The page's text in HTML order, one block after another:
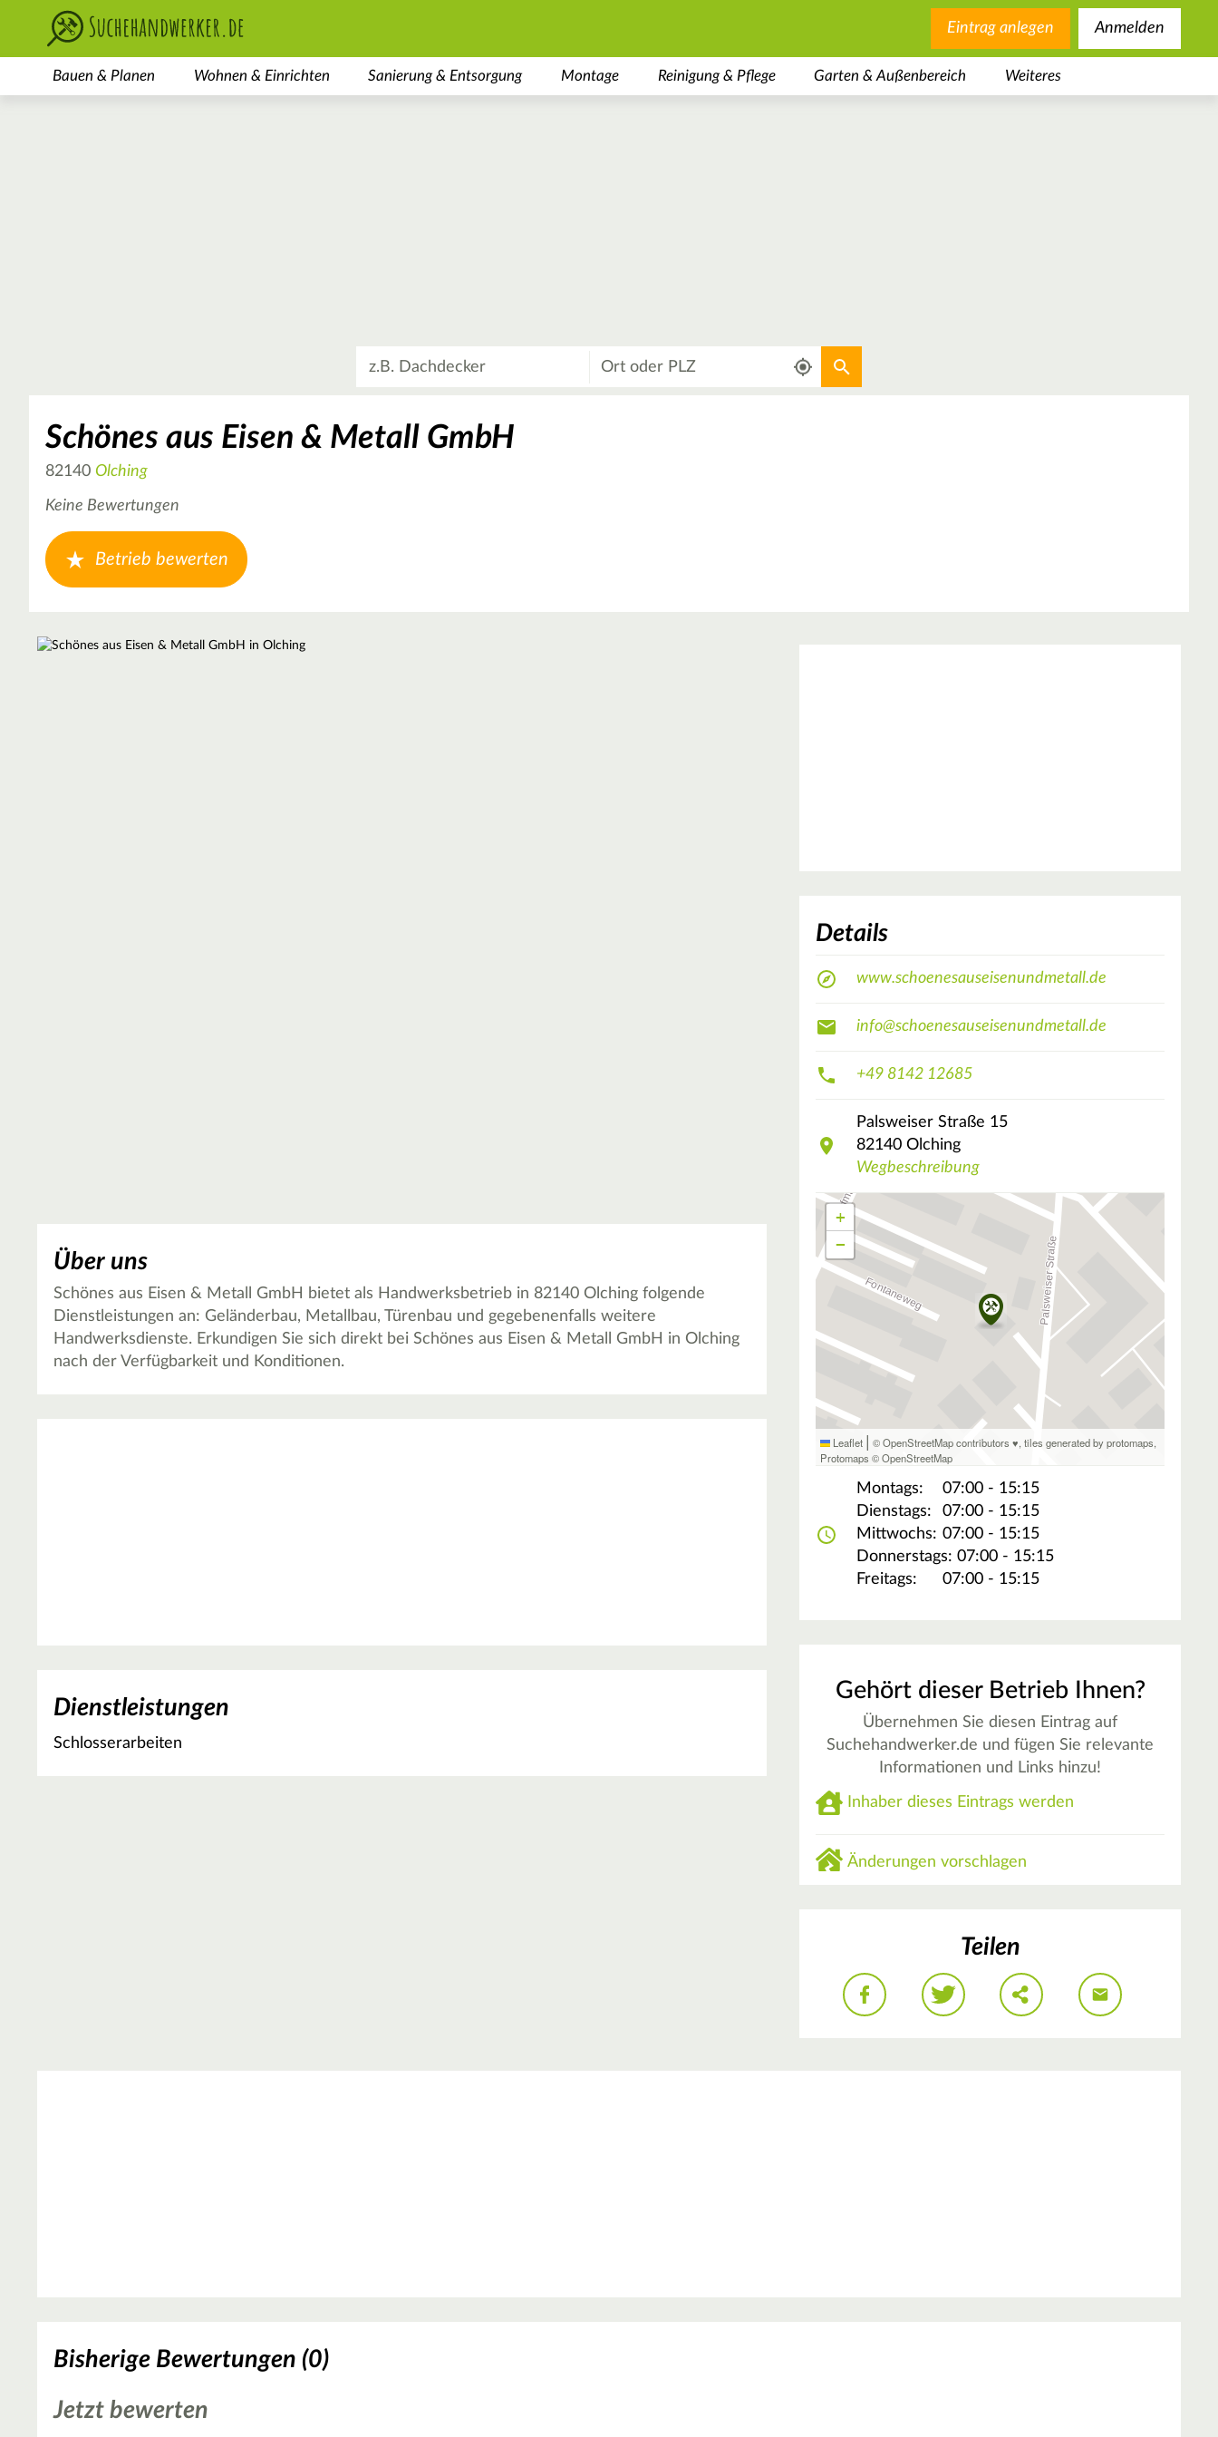
Eintrag anlegen Anmelden
Bauen & Planen Wohnen & Einrichten Sanierung & Entsorgung Montage Reinigung & Pflege Garten & Außenbereich Weiteres
Aktuellen Standort verwenden
Schönes aus Eisen & Metall GmbH
82140 Olching
Keine Bewertungen
Betrieb bewerten
Über uns
Schönes aus Eisen & Metall GmbH bietet als Handwerksbetrieb in 82140 Olching folgende
Dienstleistungen an: Geländerbau, Metallbau, Türenbau und gegebenenfalls weitere
Handwerksdienste. Erkundigen Sie sich direkt bei Schönes aus Eisen & Metall GmbH in Olching
nach der Verfügbarkeit und Konditionen.
Dienstleistungen
Schlosserarbeiten
Details
www.schoenesauseisenundmetall.de
info@schoenesauseisenundmetall.de
+49 8142 12685
Palsweiser Straße 15
82140 Olching
Wegbeschreibung
+
−
Leaflet | © OpenStreetMap contributors ♥,tiles generated by protomaps,
Protomaps ©OpenStreetMap
Montags:
07:00 - 15:15
Dienstags:
07:00 - 15:15
Mittwochs: 07:00 - 15:15
Donnerstags: 07:00 - 15:15
Freitags:
07:00 - 15:15
Gehört dieser Betrieb Ihnen?
Übernehmen Sie diesen Eintrag auf
Suchehandwerker.de und fügen Sie relevante
Informationen und Links hinzu!
Inhaber dieses Eintrags werden
Änderungen vorschlagen
Teilen
Bisherige Bewertungen (0)
Jetzt bewerten